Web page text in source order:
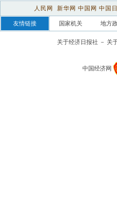
人民网 新华网 中国网 中国
友情链接 国家机关 地方
关于经济日报社 － 关
中国经济网